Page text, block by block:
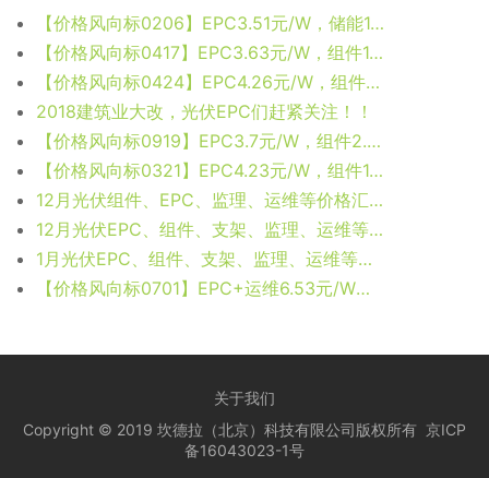
【价格风向标0206】EPC3.51元/W，储能1.69元/Wh，近期光伏设备、EPC、监理等价格信息
【价格风向标0417】EPC3.63元/W，组件1.533元/W，近期光伏设备、EPC、监理等价格信息
【价格风向标0424】EPC4.26元/W，组件1.9元/W，近期光伏设备、监理、EPC等价格信息
2018建筑业大改，光伏EPC们赶紧关注！！
【价格风向标0919】EPC3.7元/W，组件2.02元/W，近期光伏设备、监理、EPC等价格信息
【价格风向标0321】EPC4.23元/W，组件1.92元/W，近期光伏设备、监理、EPC等价格信息
12月光伏组件、EPC、监理、运维等价格汇总
12月光伏EPC、组件、支架、监理、运维等价格汇总
1月光伏EPC、组件、支架、监理、运维等价格汇总
【价格风向标0701】EPC+运维6.53元/W，近期光伏设备、运维、EPC等价格信息
关于我们
Copyright © 2019 坎德拉（北京）科技有限公司版权所有 京ICP
备16043023-1号